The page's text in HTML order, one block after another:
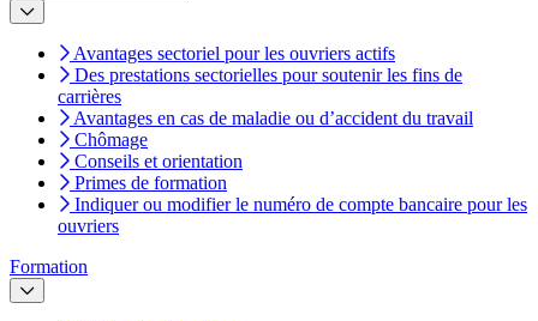
Avantages sectoriel pour les ouvriers actifs
Des prestations sectorielles pour soutenir les fins de
carrières
Avantages en cas de maladie ou d’accident du travail
Chômage
Conseils et orientation
Primes de formation
Indiquer ou modifier le numéro de compte bancaire pour les
ouvriers
Formation